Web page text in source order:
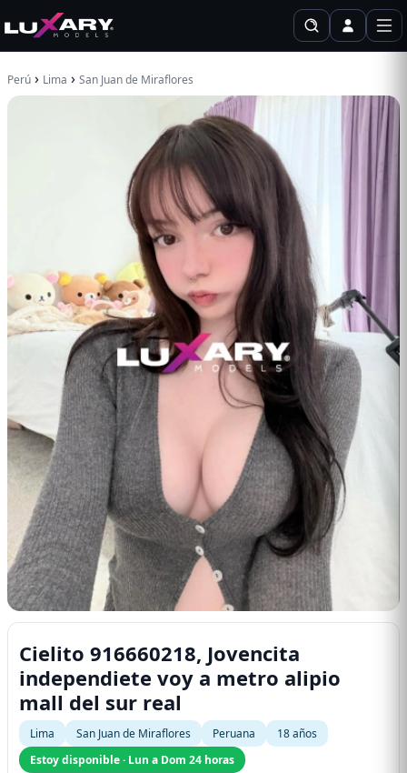
Perú › Lima › San Juan de Miraflores
Cielito 916660218, Jovencita
independiete voy a metro alipio
mall del sur real
Lima San Juan de Miraflores Peruana
18 años
Estoy disponible · Lun a Dom 24 horas